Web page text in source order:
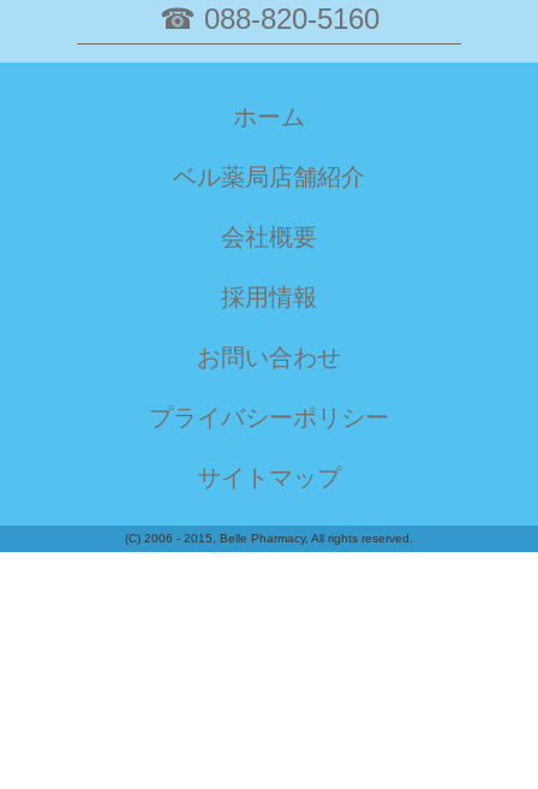
☎ 088-820-5160
ホーム
ベル薬局店舗紹介
会社概要
採用情報
お問い合わせ
プライバシーポリシー
サイトマップ
(C) 2006 - 2015, Belle Pharmacy, All rights reserved.